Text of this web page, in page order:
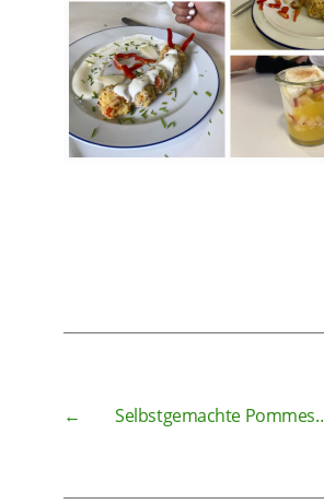
← Selbstgemachte